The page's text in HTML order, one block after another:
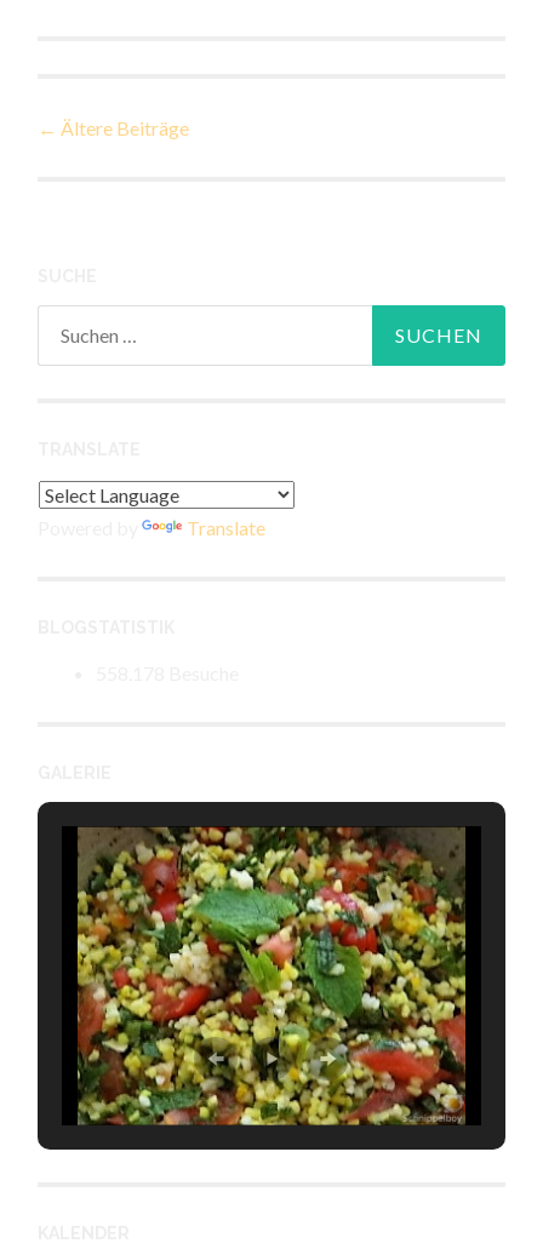
Beiträge-
← Ältere Beiträge
Powered by Translate